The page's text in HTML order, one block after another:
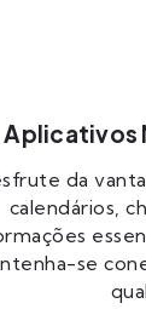
Aplicativos
da
calendários,
se